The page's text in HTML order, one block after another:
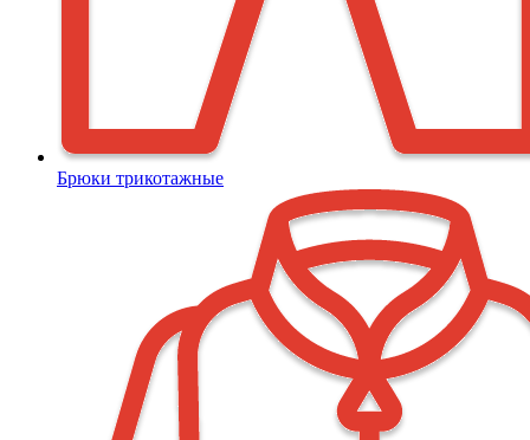
Брюки трикотажные